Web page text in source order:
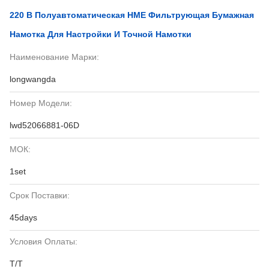
220 В Полуавтоматическая HME Фильтрующая Бумажная
Намотка Для Настройки И Точной Намотки
Наименование Марки:
longwangda
Номер Модели:
lwd52066881-06D
МОК:
1set
Срок Поставки:
45days
Условия Оплаты:
T/T